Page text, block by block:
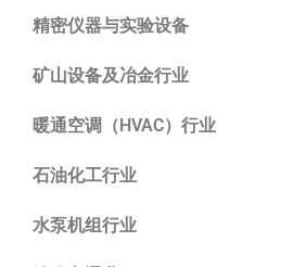
精密仪器与实验设备
矿山设备及冶金行业
暖通空调（HVAC）行业
石油化工行业
水泵机组行业